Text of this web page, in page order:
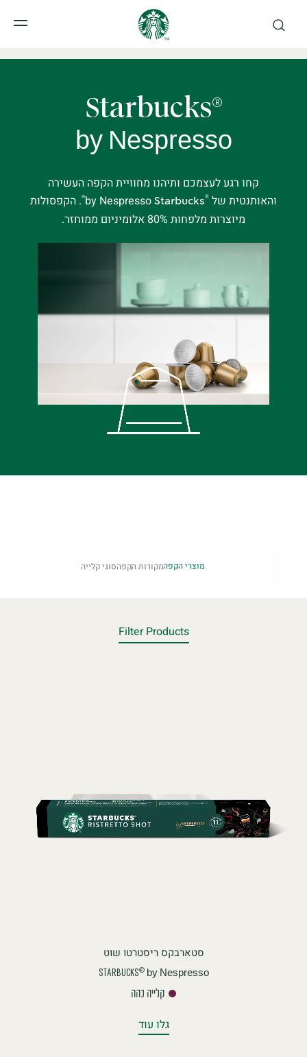
Starbucks®
by Nespresso
קחו רגע לעצמכם ותיהנו מחוויית הקפה העשירה
והאותנטית של Starbucks®
by Nespresso
®. הקפסולות
מיוצרות מלפחות 80% אלומיניום ממוחזר.
מוצרי הקפהמקורות הקפהסוגי קלייה
Filter Products
סטארבקס ריסטרטו שוט
STARBUCKS®by Nespresso
קלייה כהה
גלו עוד